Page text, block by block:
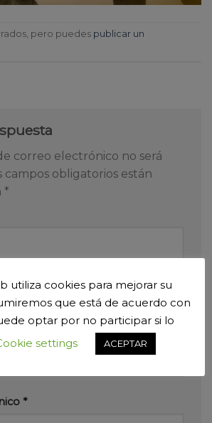
pero puedes publicar un
correo electrónico no será
campos obligatorios están
*
*
utiliza cookies para mejorar su
que está de acuerdo con
optar por no participar si lo
settings ACEPTAR